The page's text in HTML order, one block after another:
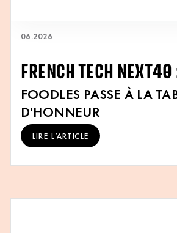
06.2026
FRENCH TECH NEXT40
FOODLES PASSE À LA
D'HONNEUR
LIRE L’ARTICLE